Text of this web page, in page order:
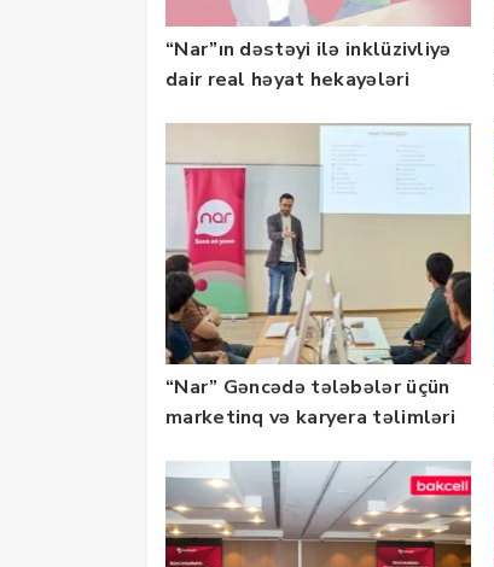
“Nar”ın dəstəyi ilə inklüzivliyə
dair real həyat hekayələri
“Nar” Gəncədə tələbələr üçün
marketinq və karyera təlimləri